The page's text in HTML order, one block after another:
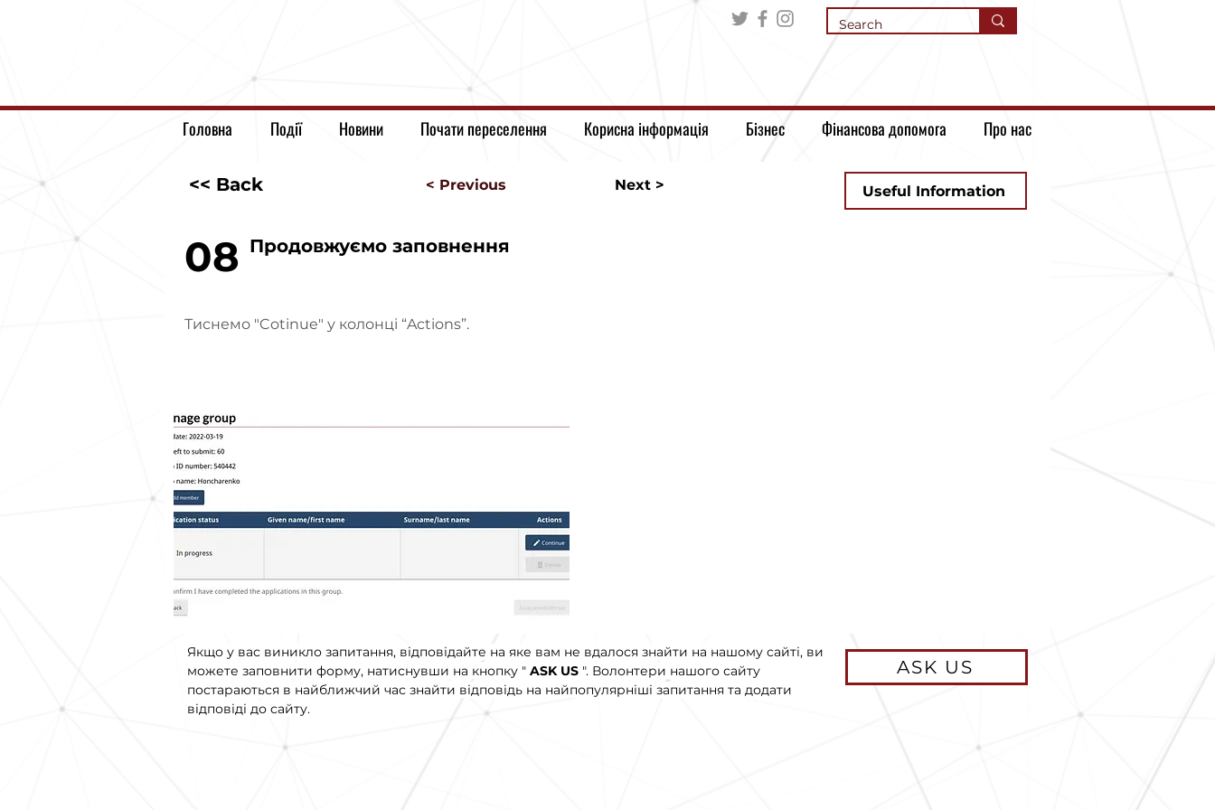
Головна Події Новини Почати переселення Корисна інформація Бізнес Фінансова допомога Про нас
<< Back < Previous Next > Useful Information
08 Продовжуємо заповнення
Тиснемо "Cotinue" у колонці “Actions”.
Якщо у вас виникло запитання, відповідайте на яке вам не вдалося знайти на нашому сайті, ви
можете заповнити форму, натиснувши на кнопку " ASK US ". Волонтери нашого сайту
постараються в найближчий час знайти відповідь на найпопулярніші запитання та додати
відповіді до сайту.
ASK US